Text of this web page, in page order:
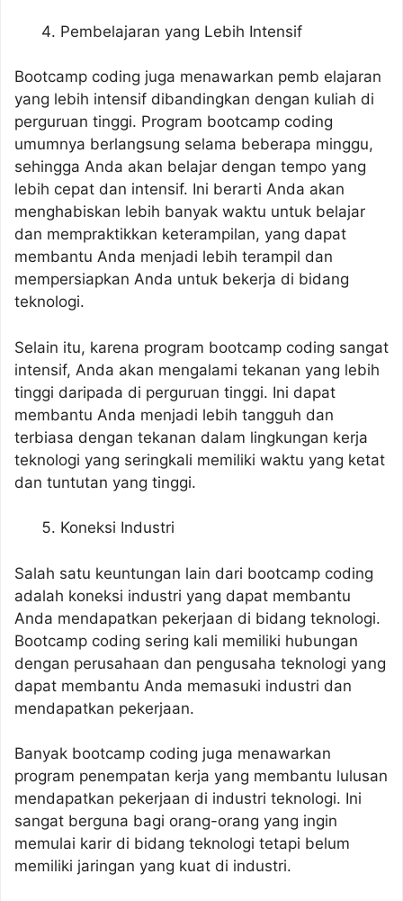
Pembelajaran yang Lebih Intensif
Bootcamp coding juga menawarkan pemb elajaran
yang lebih intensif dibandingkan dengan kuliah di
perguruan tinggi. Program bootcamp coding
umumnya berlangsung selama beberapa minggu,
sehingga Anda akan belajar dengan tempo yang
lebih cepat dan intensif. Ini berarti Anda akan
menghabiskan lebih banyak waktu untuk belajar
dan mempraktikkan keterampilan, yang dapat
membantu Anda menjadi lebih terampil dan
mempersiapkan Anda untuk bekerja di bidang
teknologi.
Selain itu, karena program bootcamp coding sangat
intensif, Anda akan mengalami tekanan yang lebih
tinggi daripada di perguruan tinggi. Ini dapat
membantu Anda menjadi lebih tangguh dan
terbiasa dengan tekanan dalam lingkungan kerja
teknologi yang seringkali memiliki waktu yang ketat
dan tuntutan yang tinggi.
Koneksi Industri
Salah satu keuntungan lain dari bootcamp coding
adalah koneksi industri yang dapat membantu
Anda mendapatkan pekerjaan di bidang teknologi.
Bootcamp coding sering kali memiliki hubungan
dengan perusahaan dan pengusaha teknologi yang
dapat membantu Anda memasuki industri dan
mendapatkan pekerjaan.
Banyak bootcamp coding juga menawarkan
program penempatan kerja yang membantu lulusan
mendapatkan pekerjaan di industri teknologi. Ini
sangat berguna bagi orang-orang yang ingin
memulai karir di bidang teknologi tetapi belum
memiliki jaringan yang kuat di industri.